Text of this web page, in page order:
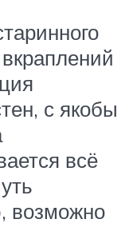
с якобы
всё
возможно